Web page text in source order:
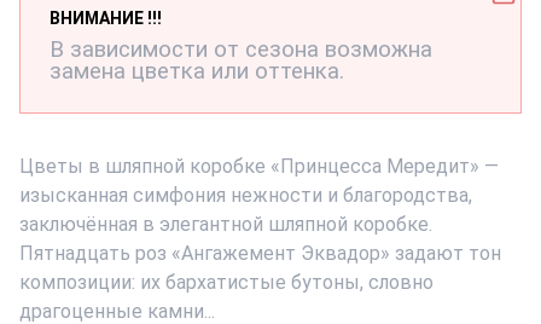
ВНИМАНИЕ !!!
В зависимости от сезона возможна
замена цветка или оттенка.
Цветы в шляпной коробке «Принцесса Мередит» —
изысканная симфония нежности и благородства,
заключённая в элегантной шляпной коробке.
Пятнадцать роз «Ангажемент Эквадор» задают тон
композиции: их бархатистые бутоны, словно
драгоценные камни...